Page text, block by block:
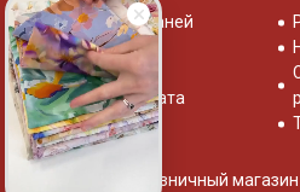
Распродажа тканей
Отзывы о нас
Система скидок
Доставка и оплата
Розничный